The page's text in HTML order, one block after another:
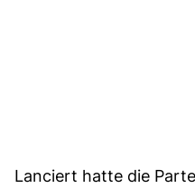
Lanciert hatte die